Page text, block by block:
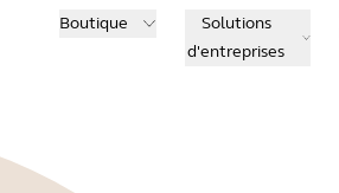
Boutique
Solutions
d'entreprises